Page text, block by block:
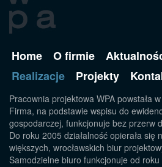
Home O firmie
Realizacje
Projekty
Pracownia projektowa WPA powstała
Firma, na podstawie wspisu do
gospodarczej, funkcjonuje bez przerw
Do roku 2005 działalność opierała się
większych, wrocławskich biur
Samodzielne biuro funkcjonuje od roku